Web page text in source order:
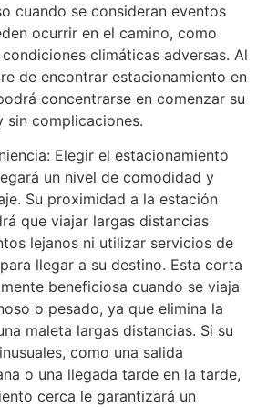
cuando se consideran eventos
ocurrir en el camino, como
climáticas adversas. Al
de encontrar estacionamiento en
concentrarse en comenzar su
sin complicaciones.
Elegir el estacionamiento
un nivel de comodidad y
Su proximidad a la estación
que viajar largas distancias
lejanos ni utilizar servicios de
llegar a su destino. Esta corta
beneficiosa cuando se viaja
o pesado, ya que elimina la
maleta largas distancias. Si su
como una salida
o una llegada tarde en la tarde,
cerca le garantizará un